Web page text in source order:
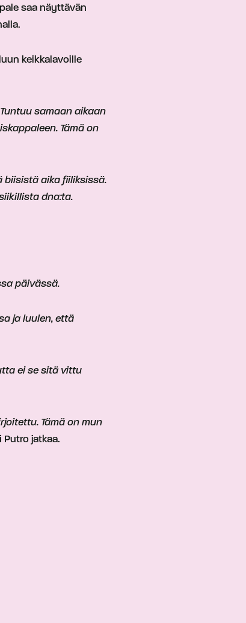
saa näyttävän
keikkalavoille
samaan aikaan
Tämä on
biisistä aika fiiliksissä.
dna:ta.
päivässä.
ja luulen, että
ei se sitä vittu
Tämä on mun
Putro jatkaa.